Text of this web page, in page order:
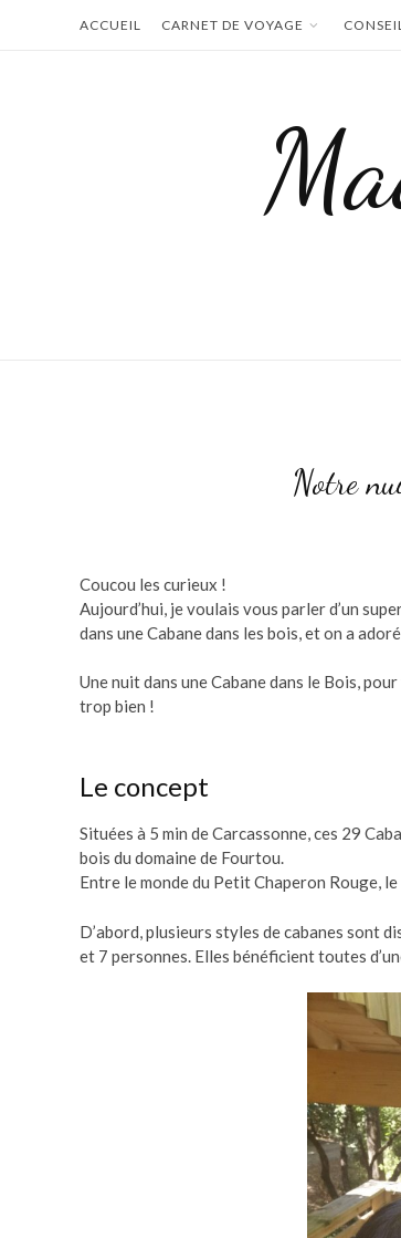
ACCUEIL CARNET DE VOYAGE
Notre
Coucou les curieux !
Aujourd’hui, je voulais vous parler d’un
dans une Cabane dans les bois, et on a
Une nuit dans une Cabane dans le Bois,
trop bien !
Le concept
Situées à 5 min de Carcassonne, ces 29
bois du domaine de Fourtou.
Entre le monde du Petit Chaperon Rouge,
D’abord, plusieurs styles de cabanes sont
et 7 personnes. Elles bénéficient toutes